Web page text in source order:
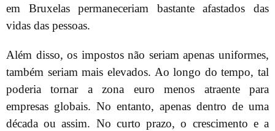
em Bruxelas permaneceriam bastante afastados das
vidas das pessoas.
Além disso, os impostos não seriam apenas uniformes,
também seriam mais elevados. Ao longo do tempo, tal
poderia tornar a zona euro menos atraente para
empresas globais. No entanto, apenas dentro de uma
década ou assim. No curto prazo, o crescimento e a